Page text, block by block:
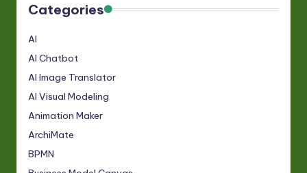
Categories
AI
AI Chatbot
AI Image Translator
AI Visual Modeling
Animation Maker
ArchiMate
BPMN